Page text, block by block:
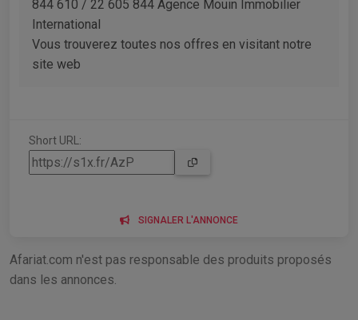
844 610 / 22 605 844 Agence Mouin Immobilier
International
Vous trouverez toutes nos offres en visitant notre
site web
Short URL:
SIGNALER L'ANNONCE
Afariat.com n'est pas responsable des produits proposés
dans les annonces.